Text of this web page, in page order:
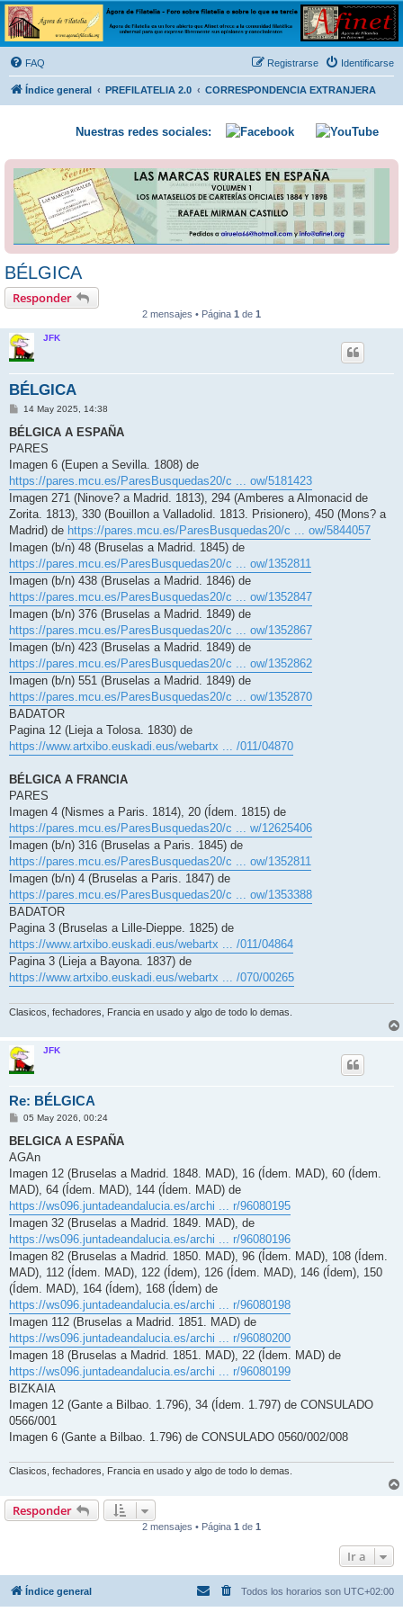
Ágora de Filatelia
Foro sobre filatelia o sobre lo que se tercie. Ágora de Filatelia es un foro abierto que Afinet
ofrece a la comunidad filatélica universal para que exprese libremente sus opiniones y
conocimientos
FAQ Identificarse
Registrarse
Índice general PREFILATELIA 2.0 CORRESPONDENCIA EXTRANJERA
Nuestras redes sociales:
BÉLGICA
Responder
2 mensajes • Página 1 de 1
JFK
BÉLGICA
M
n
a
j
14 May 2025, 14:38
BÉLGICA A ESPAÑA
PARES
Imagen 6 (Eupen a Sevilla. 1808) de
https://pares.mcu.es/ParesBusquedas20/c ... ow/5181423
Imagen 271 (Ninove? a Madrid. 1813), 294 (Amberes a Almonacid de
Zorita. 1813), 330 (Bouillon a Valladolid. 1813. Prisionero), 450 (Mons? a
Madrid) de https://pares.mcu.es/ParesBusquedas20/c ... ow/5844057
Imagen (b/n) 48 (Bruselas a Madrid. 1845) de
https://pares.mcu.es/ParesBusquedas20/c ... ow/1352811
Imagen (b/n) 438 (Bruselas a Madrid. 1846) de
https://pares.mcu.es/ParesBusquedas20/c ... ow/1352847
Imagen (b/n) 376 (Bruselas a Madrid. 1849) de
https://pares.mcu.es/ParesBusquedas20/c ... ow/1352867
Imagen (b/n) 423 (Bruselas a Madrid. 1849) de
https://pares.mcu.es/ParesBusquedas20/c ... ow/1352862
Imagen (b/n) 551 (Bruselas a Madrid. 1849) de
https://pares.mcu.es/ParesBusquedas20/c ... ow/1352870
BADATOR
Pagina 12 (Lieja a Tolosa. 1830) de
https://www.artxibo.euskadi.eus/webartx ... /011/04870
BÉLGICA A FRANCIA
PARES
Imagen 4 (Nismes a Paris. 1814), 20 (Ídem. 1815) de
https://pares.mcu.es/ParesBusquedas20/c ... w/12625406
Imagen (b/n) 316 (Bruselas a Paris. 1845) de
https://pares.mcu.es/ParesBusquedas20/c ... ow/1352811
Imagen (b/n) 4 (Bruselas a Paris. 1847) de
https://pares.mcu.es/ParesBusquedas20/c ... ow/1353388
BADATOR
Pagina 3 (Bruselas a Lille-Dieppe. 1825) de
https://www.artxibo.euskadi.eus/webartx ... /011/04864
Pagina 3 (Lieja a Bayona. 1837) de
https://www.artxibo.euskadi.eus/webartx ... /070/00265
Clasicos, fechadores, Francia en usado y algo de todo lo demas.
JFK
Re: BÉLGICA
M
n
a
j
05 May 2026, 00:24
BELGICA A ESPAÑA
AGAn
Imagen 12 (Bruselas a Madrid. 1848. MAD), 16 (Ídem. MAD), 60 (Ídem.
MAD), 64 (Ídem. MAD), 144 (Ídem. MAD) de
https://ws096.juntadeandalucia.es/archi ... r/96080195
Imagen 32 (Bruselas a Madrid. 1849. MAD), de
https://ws096.juntadeandalucia.es/archi ... r/96080196
Imagen 82 (Bruselas a Madrid. 1850. MAD), 96 (Ídem. MAD), 108 (Ídem.
MAD), 112 (Ídem. MAD), 122 (Ídem), 126 (Ídem. MAD), 146 (Ídem), 150
(Ídem. MAD), 164 (Ídem), 168 (Ídem) de
https://ws096.juntadeandalucia.es/archi ... r/96080198
Imagen 112 (Bruselas a Madrid. 1851. MAD) de
https://ws096.juntadeandalucia.es/archi ... r/96080200
Imagen 18 (Bruselas a Madrid. 1851. MAD), 22 (Ídem. MAD) de
https://ws096.juntadeandalucia.es/archi ... r/96080199
BIZKAIA
Imagen 12 (Gante a Bilbao. 1.796), 34 (Ídem. 1.797) de CONSULADO
0566/001
Imagen 6 (Gante a Bilbao. 1.796) de CONSULADO 0560/002/008
Clasicos, fechadores, Francia en usado y algo de todo lo demas.
Responder
2 mensajes • Página 1 de 1
Ir a
Índice general Todos los horarios son UTC+02:00